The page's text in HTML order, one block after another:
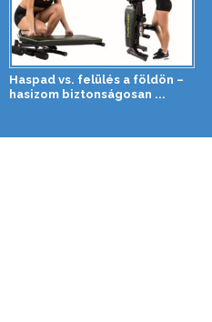
Haspad vs. felülés a földön –
hasizom biztonságosan ...